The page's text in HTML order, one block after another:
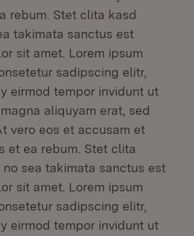
rebum. Stet clita kasd
takimata sanctus est
sit amet. Lorem ipsum
sadipscing elitr,
eirmod tempor invidunt ut
aliquyam erat, sed
vero eos et accusam et
et ea rebum. Stet clita
sea takimata sanctus est
sit amet. Lorem ipsum
sadipscing elitr,
eirmod tempor invidunt ut